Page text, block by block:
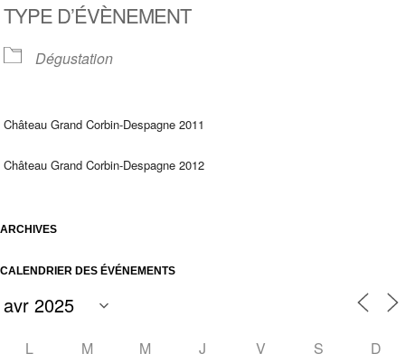
TYPE D’ÉVÈNEMENT
Dégustation
Château Grand Corbin-Despagne 2011
Château Grand Corbin-Despagne 2012
ARCHIVES
CALENDRIER DES ÉVÉNEMENTS
L M M J V S D